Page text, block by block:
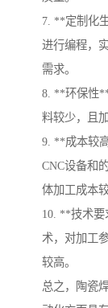
7. **定制化
进行编程，
需求。
8. **环保性
料较少，且
9. **成本较
CNC设备和
体加工成本较
10. **技术要
术，对加工
较高。
总之，陶瓷